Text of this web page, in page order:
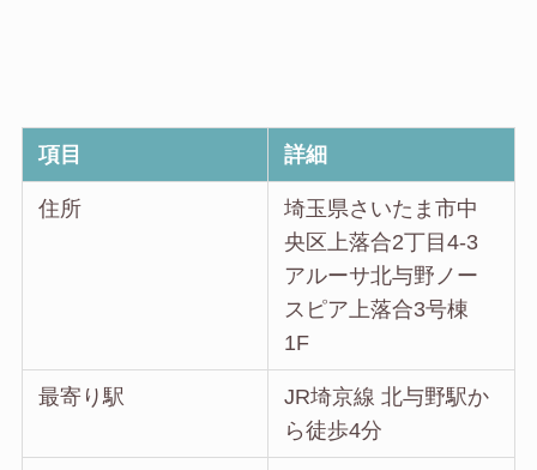
項目 詳細
住所
埼玉県さいたま市中
央区上落合2丁目4-3
アルーサ北与野ノー
スピア上落合3号棟
1F
最寄り駅
JR埼京線 北与野駅か
ら徒歩4分